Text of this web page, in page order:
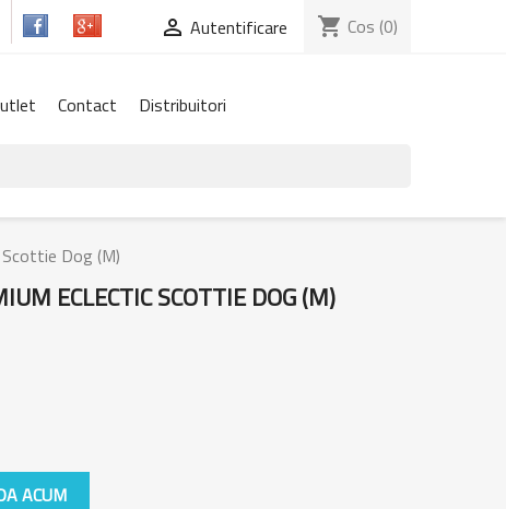
 Autentificare shopping_cart Cos (0)
Contact Distribuitori
Dog (M)
ECLECTIC SCOTTIE DOG (M)
ACUM